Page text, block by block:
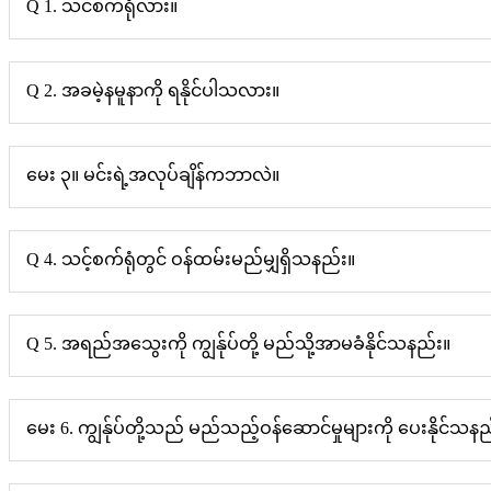
Q 1. သင်စက်ရုံလား။
Q 2. အခမဲ့နမူနာကို ရနိုင်ပါသလား။
မေး ၃။ မင်းရဲ့အလုပ်ချိန်ကဘာလဲ။
Q 4. သင့်စက်ရုံတွင် ဝန်ထမ်းမည်မျှရှိသနည်း။
Q 5. အရည်အသွေးကို ကျွန်ုပ်တို့ မည်သို့အာမခံနိုင်သနည်း။
မေး 6. ကျွန်ုပ်တို့သည် မည်သည့်ဝန်ဆောင်မှုများကို ပေးနိုင်သန